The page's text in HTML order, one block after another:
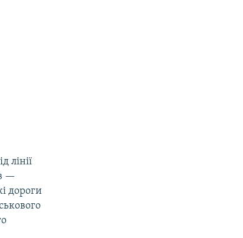
лінії
—
дороги